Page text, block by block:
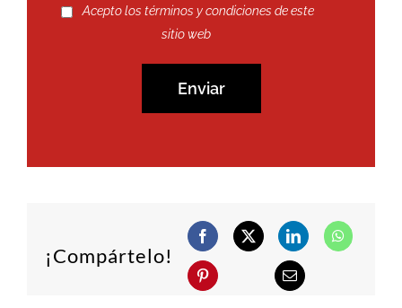
Acepto los términos y condiciones de este
sitio web
¡Compártelo!